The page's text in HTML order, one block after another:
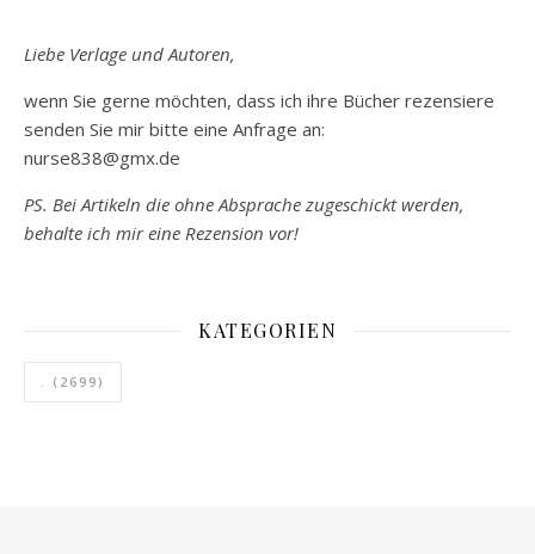
Liebe Verlage und Autoren,
wenn Sie gerne möchten, dass ich ihre Bücher rezensiere
senden Sie mir bitte eine Anfrage an:
nurse838@gmx.de
PS. Bei Artikeln die ohne Absprache zugeschickt werden,
behalte ich mir eine Rezension vor!
KATEGORIEN
. (2699)